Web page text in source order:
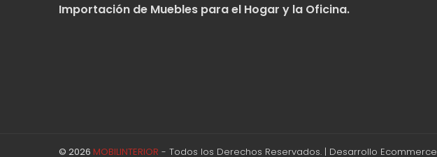
Importación de Muebles para el Hogar y la Oficina.
© 2026 MOBILINTERIOR - Todos los Derechos Reservados. | Desarrollo Ecommerce